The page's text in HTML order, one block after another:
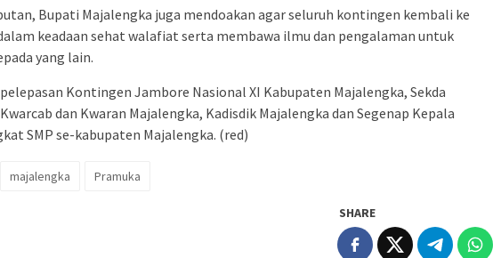
Bupati Majalengka juga mendoakan agar seluruh kontingen kembali ke
keadaan sehat walafiat serta membawa ilmu dan pengalaman untuk
yang lain.
Kontingen Jambore Nasional XI Kabupaten Majalengka, Sekda
dan Kwaran Majalengka, Kadisdik Majalengka dan Segenap Kepala
SMP se-kabupaten Majalengka. (red)
majalengka Pramuka
SHARE